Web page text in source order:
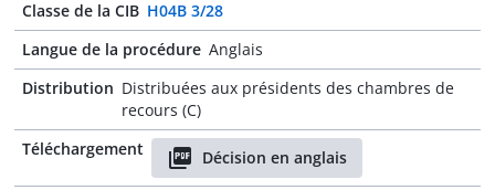
Classe de la CIB H04B 3/28
Langue de la procédure Anglais
Distribution Distribuées aux présidents des chambres de
recours (C)
Téléchargement
Décision en anglais